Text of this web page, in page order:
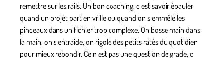
remettre sur les rails. Un bon coaching, c est savoir épauler
quand un projet part en vrille ou quand on s emmêle les
pinceaux dans un fichier trop complexe. On bosse main dans
la main, on s entraide, on rigole des petits ratés du quotidien
pour mieux rebondir. Ce n est pas une question de grade, c